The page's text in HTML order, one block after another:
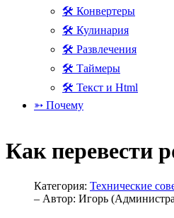
🛠 Конвертеры
🛠 Кулинария
🛠 Развлечения
🛠 Таймеры
🛠 Текст и Html
➳ Почему
Как перевести
Категория: Технические
– Автор: Игорь